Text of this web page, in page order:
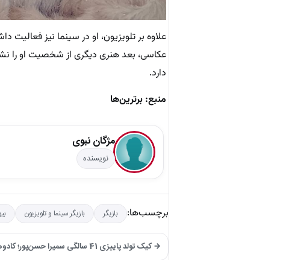
عکاسی، بعد هنری دیگری از شخصیت او را
دارد.
منبع: برترین‌ها
مژگان نبوی
نویسنده
برچسب‌ها: بازیگر بازیگر سینما و تلویزیون
→ کیک تولد پاییزی 41 سالگی سمیرا حسن‌پور؛ کادوهای خانم بازیگر چقدر خوشکلن